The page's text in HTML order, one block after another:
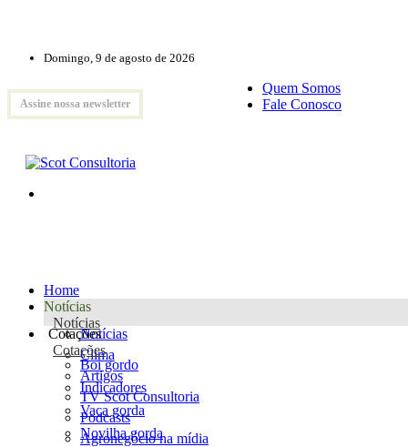
Domingo, 9 de agosto de 2026
Assine nossa newsletter
Quem Somos
Fale Conosco
Home
Notícias
Notícias
Notícias
Clima
Artigos
TV Scot Consultoria
Podcasts
Agronegócio na mídia
Cotações
Cotações
Boi gordo
Indicadores
Vaca gorda
Novilha gorda